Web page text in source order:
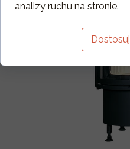
analizy ruchu na stronie.
Dostosuj